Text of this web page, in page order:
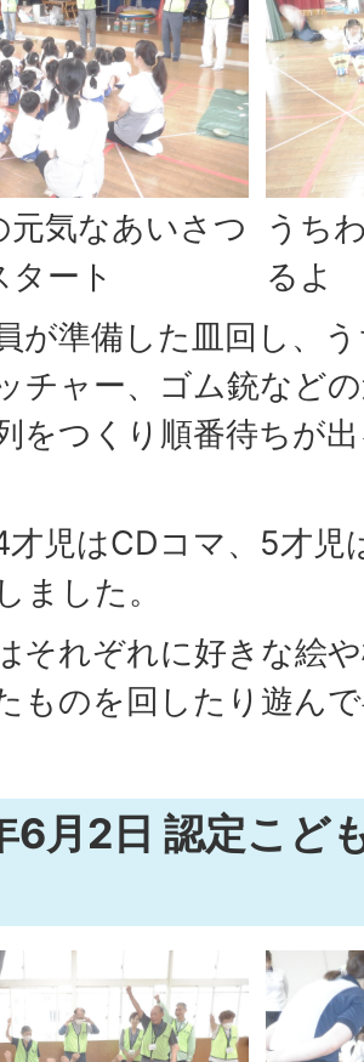
元気なあいさつ
ート
うち
るよ
が準備した皿回し、
チャー、ゴム銃など
をつくり順番待ちが
児はCDコマ、5才児
ました。
それぞれに好きな絵
ものを回したり遊ん
6月2日 認定こど